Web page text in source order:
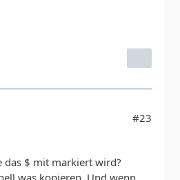
#23
das $ mit markiert wird?
was kopieren. Und wenn